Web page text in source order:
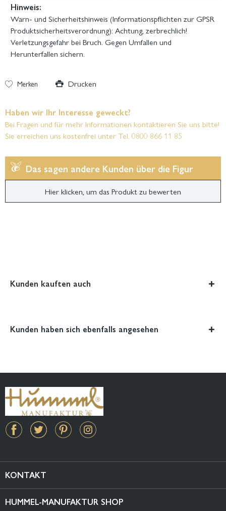
Hinweis:
Warn- und Sicherheitshinweis (Informationspflichten zur GPSR
Produktsicherheitsverordnung): Achtung, zerbrechlich!
Verletzungsgefahr bei Bruch. Gegen Umfallen und
Herunterfallen sichern.
Merken Drucken
Haben wir Ihr Interesse geweckt?
Bei Fragen und für mehr Informationen kontaktieren Sie uns bitte!
Sie erreichen uns kostenfrei unter Tel. 0800 866 11 85
Das sagen andere Kunden über die Figur
Hier klicken, um das Produkt zu bewerten
Kunden kauften auch
Kunden haben sich ebenfalls angesehen
KONTAKT
HUMMEL-MANUFAKTUR SHOP